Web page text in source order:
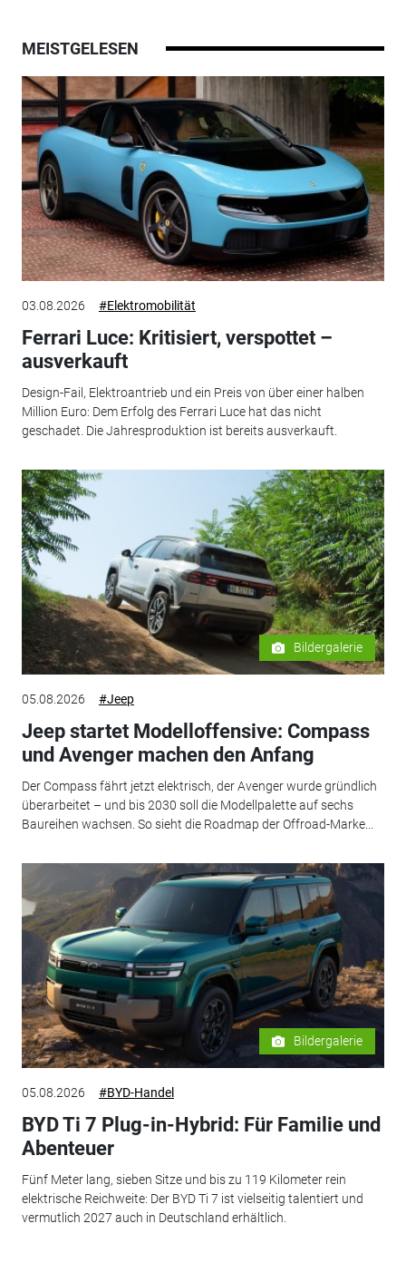
MEISTGELESEN
03.08.2026 #Elektromobilität
Ferrari Luce: Kritisiert, verspottet –
ausverkauft
Design-Fail, Elektroantrieb und ein Preis von über einer halben
Million Euro: Dem Erfolg des Ferrari Luce hat das nicht
geschadet. Die Jahresproduktion ist bereits ausverkauft.
Bildergalerie
05.08.2026 #Jeep
Jeep startet Modelloffensive: Compass
und Avenger machen den Anfang
Der Compass fährt jetzt elektrisch, der Avenger wurde gründlich
überarbeitet – und bis 2030 soll die Modellpalette auf sechs
Baureihen wachsen. So sieht die Roadmap der Offroad-Marke...
Bildergalerie
05.08.2026 #BYD-Handel
BYD Ti 7 Plug-in-Hybrid: Für Familie und
Abenteuer
Fünf Meter lang, sieben Sitze und bis zu 119 Kilometer rein
elektrische Reichweite: Der BYD Ti 7 ist vielseitig talentiert und
vermutlich 2027 auch in Deutschland erhältlich.